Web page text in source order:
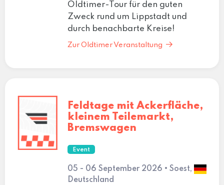
Oldtimer-Tour für den guten
Zweck rund um Lippstadt und
durch benachbarte Kreise!
Zur Oldtimer Veranstaltung
Feldtage mit Ackerfläche,
kleinem Teilemarkt,
Bremswagen
Event
05 - 06 September 2026 • Soest,
Deutschland